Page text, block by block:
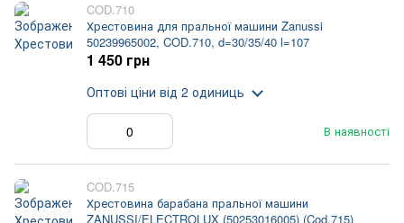
COD.710
Хрестовина для пральної машини Zanussi
50239965002, COD.710, d=30/35/40 l=107
В наявності
1 450 грн
Оптові ціни від 2 одиниць
COD.715
Хрестовина барабана пральної машини
ZANUSSI/ELECTROLUX (50253016005) (Cod.715)